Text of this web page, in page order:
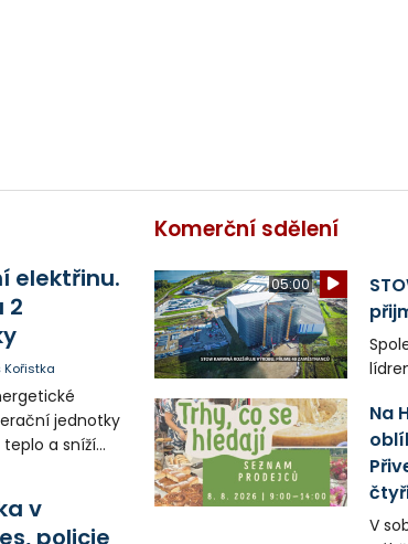
elektřinu.
2
Kořistka
jednotky
a sníží
v
policie
Komerční sdělení
05:00
Na
V